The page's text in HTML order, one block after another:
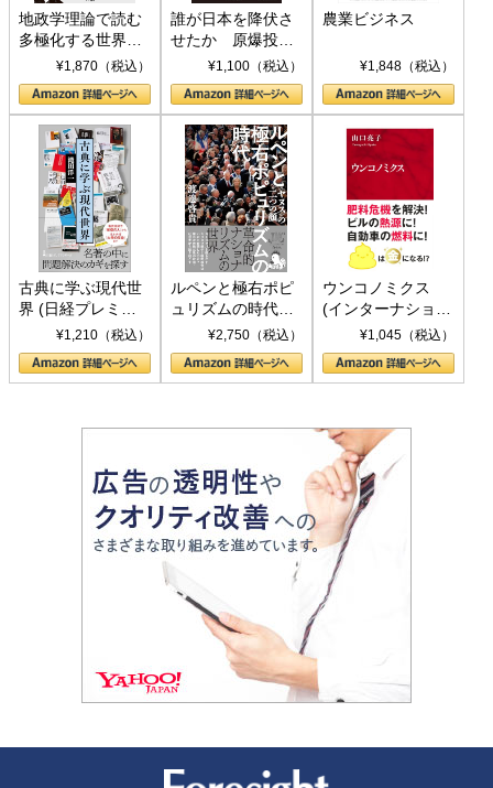
地政学理論で読む
多極化する世界：
トランプとBRICS
の挑戦
¥1,870（税込）
誰が日本を降伏さ
せたか 原爆投
下、ソ連参戦、そ
して聖断 (PHP新
書)
¥1,100（税込）
農業ビジネス
¥1,848（税込）
古典に学ぶ現代世
界 (日経プレミア
シリーズ)¥1,210（税込）
ルペンと極右ポピ
ュリズムの時代：
〈ヤヌス〉の二つ
の顔
¥2,750（税込）
ウンコノミクス
(インターナショナ
ル新書)¥1,045（税込）